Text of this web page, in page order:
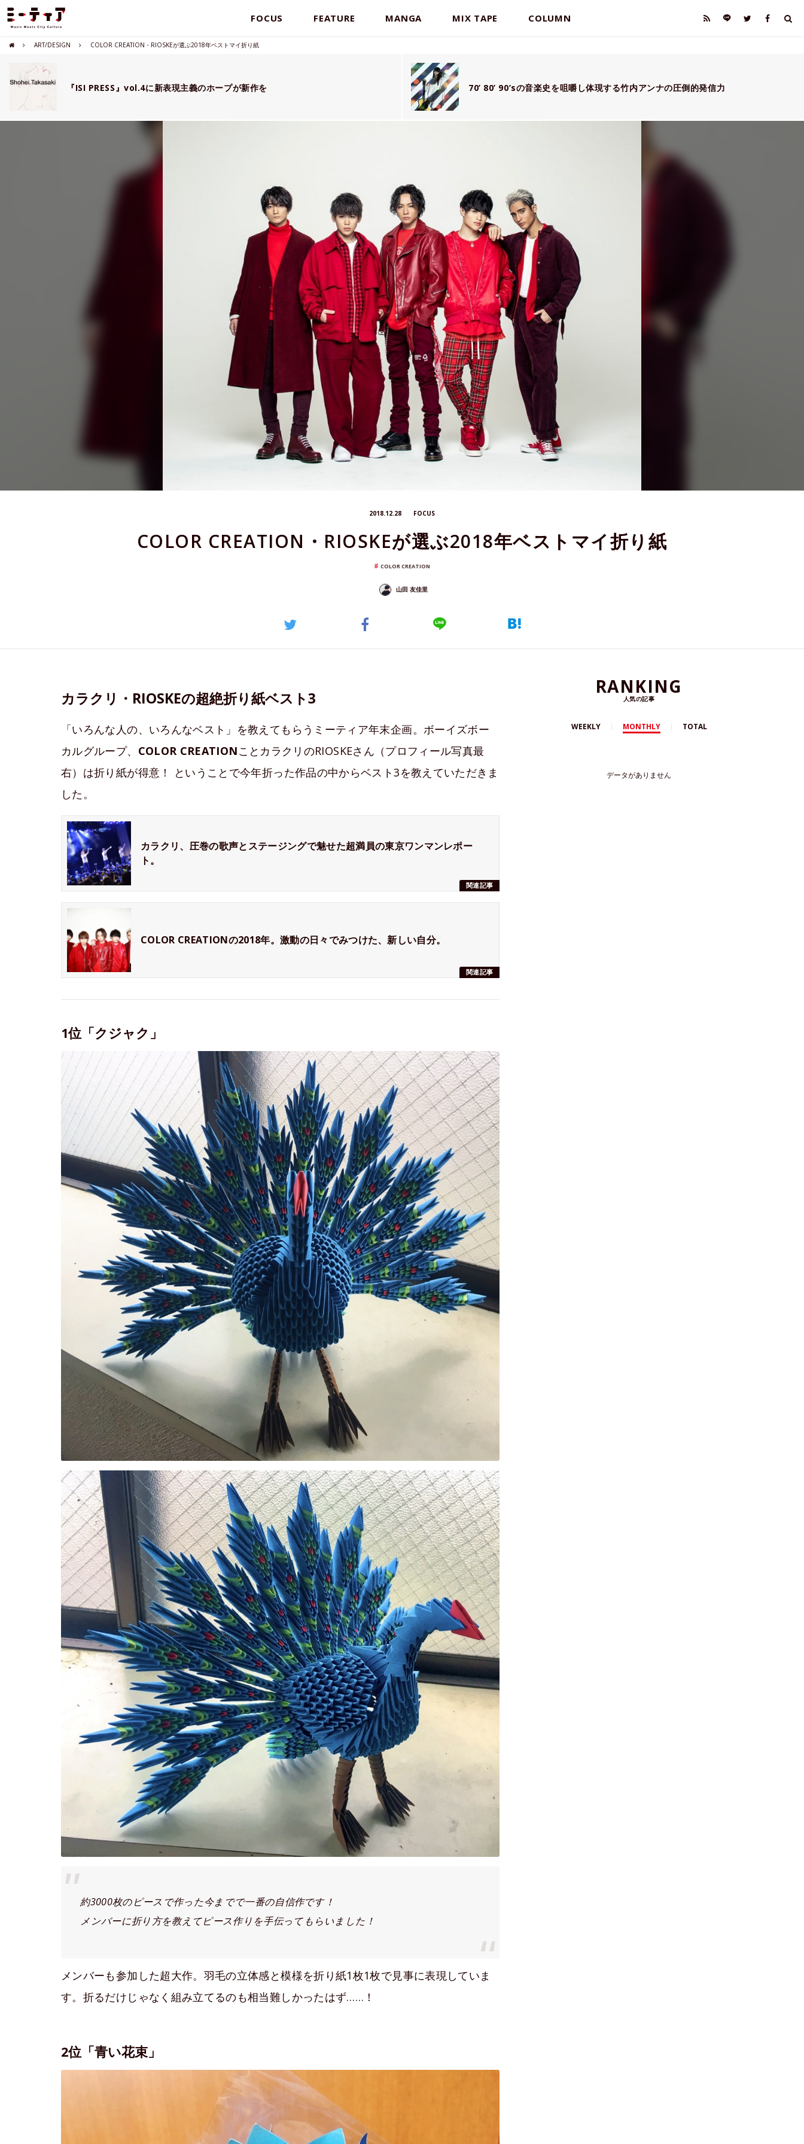
FOCUS FEATURE MANGA MIX TAPE COLUMN
ART/DESIGN COLOR CREATION・RIOSKEが選ぶ2018年ベストマイ折り紙
『ISI PRESS』vol.4に新表現主義のホープが新作を 70’ 80’ 90’sの音楽史を咀嚼し体現する竹内アンナの圧倒的発信力
2018.12.28 FOCUS
COLOR CREATION・RIOSKEが選ぶ2018年ベストマイ折り紙
COLOR CREATION
山田 友佳里
カラクリ・RIOSKEの超絶折り紙ベスト3
「いろんな人の、いろんなベスト」を教えてもらうミーティア年末企画。ボーイズボー
カルグループ、 COLOR CREATIONことカラクリのRIOSKEさん（プロフィール写真最
右）は折り紙が得意！ ということで今年折った作品の中からベスト3を教えていただきま
した。
関連記事
カラクリ、圧巻の歌声とステージングで魅せた超満員の東京ワンマンレポー
ト。
関連記事
COLOR CREATIONの2018年。激動の日々でみつけた、新しい自分。
1位「クジャク」
約3000枚のピースで作った今までで一番の自信作です！
メンバーに折り方を教えてピース作りを手伝ってもらいました！
メンバーも参加した超大作。羽毛の立体感と模様を折り紙1枚1枚で見事に表現していま
す。折るだけじゃなく組み立てるのも相当難しかったはず……！
2位「青い花束」
RANKING
人気の記事
WEEKLY MONTHLY TOTAL
データがありません